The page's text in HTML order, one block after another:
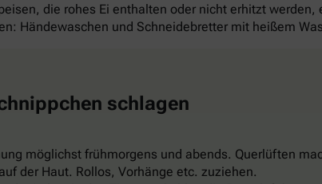
die rohes Ei enthalten oder nicht erhitzt
Händewaschen und Schneidebretter mit heißem
schlagen
möglichst frühmorgens und abends. Querlüften
der Haut. Rollos, Vorhänge etc. zuziehen.